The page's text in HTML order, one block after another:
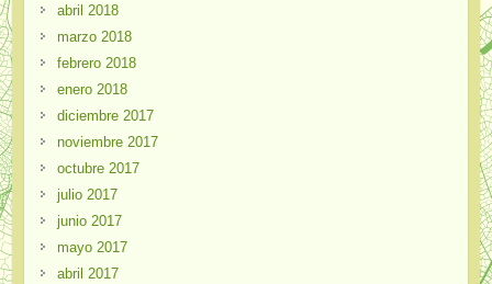
abril 2018
marzo 2018
febrero 2018
enero 2018
diciembre 2017
noviembre 2017
octubre 2017
julio 2017
junio 2017
mayo 2017
abril 2017